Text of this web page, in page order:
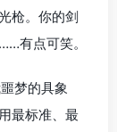
枪。你的剑
有点可笑。
梦的具象
最标准、最